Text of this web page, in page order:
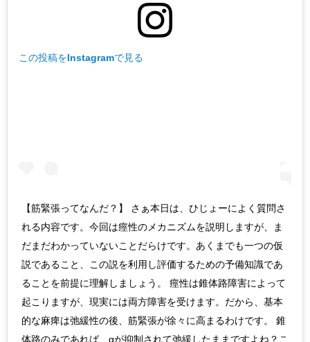
この投稿をInstagramで見る
【筋緊張ってなんだ？】 さぁ本日は、ひじょーによく質問さ
れる内容です。今回は痙性のメカニズムを説明しますが、ま
だまだわかっていないことだらけです。あくまでも一つの仮
説であること、この説を利用し評価するための予備知識であ
ることを前提に理解しましょう。 痙性は錐体路障害によって
起こりますが、現実には両方障害を受けます。だから、基本
的な麻痺は弛緩性の後、筋緊張が徐々に高まるわけです。 錐
体路のみであれば、αが抑制されて弛緩したままですよね？こ